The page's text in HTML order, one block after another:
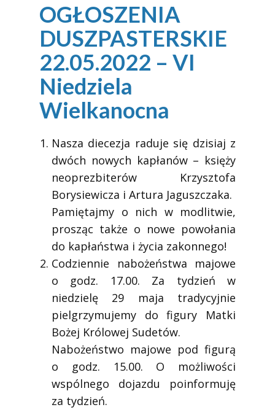
OGŁOSZENIA
DUSZPASTERSKIE
22.05.2022 – VI
Niedziela
Wielkanocna
Nasza diecezja raduje się dzisiaj z
dwóch nowych kapłanów – księży
neoprezbiterów Krzysztofa
Borysiewicza i Artura Jaguszczaka.
Pamiętajmy o nich w modlitwie,
prosząc także o nowe powołania
do kapłaństwa i życia zakonnego!
Codziennie nabożeństwa majowe
o godz. 17.00. Za tydzień w
niedzielę 29 maja tradycyjnie
pielgrzymujemy do figury Matki
Bożej Królowej Sudetów.
Nabożeństwo majowe pod figurą
o godz. 15.00. O możliwości
wspólnego dojazdu poinformuję
za tydzień.